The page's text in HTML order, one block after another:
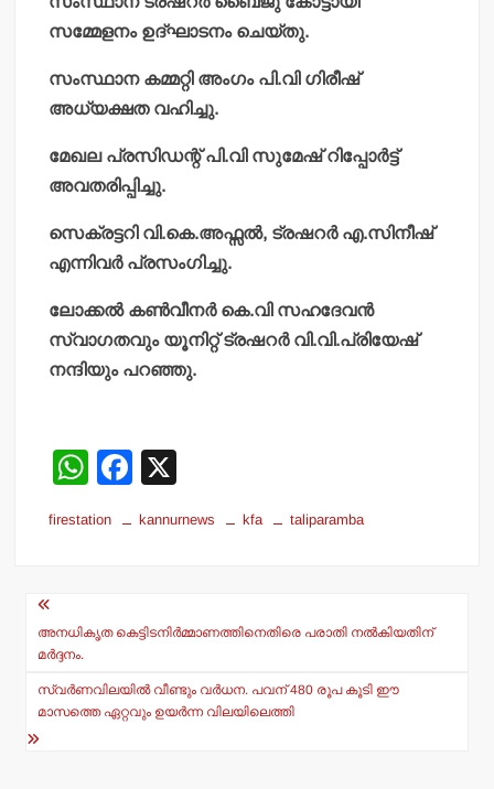
സമ്മേളനം ഉദ്ഘാടനം ചെയ്തു.
സംസ്ഥാന കമ്മറ്റി അംഗം പി.വി ഗിരീഷ്
അധ്യക്ഷത വഹിച്ചു.
മേഖല പ്രസിഡന്റ് പി.വി സുമേഷ് റിപ്പോര്‍ട്ട്
അവതരിപ്പിച്ചു.
സെക്രട്ടറി വി.കെ.അഫ്സല്‍, ട്രഷറര്‍ എ.സിനീഷ്
എന്നിവര്‍ പ്രസംഗിച്ചു.
ലോക്കല്‍ കണ്‍വീനര്‍ കെ.വി സഹദേവന്‍
സ്വാഗതവും യൂനിറ്റ് ട്രഷറര്‍ വി.വി.പ്രിയേഷ്
നന്ദിയും പറഞ്ഞു.
W
at
p
p
F
c
o
o
k
firestation kannurnews kfa taliparamba
Post
navigation
അനധികൃത കെട്ടിടനിര്‍മ്മാണത്തിനെതിരെ പരാതി നല്‍കിയതിന്
മര്‍ദ്ദനം.
സ്വര്‍ണവിലയില്‍ വീണ്ടും വര്‍ധന. പവന് 480 രൂപ കൂടി ഈ
മാസത്തെ ഏറ്റവും ഉയര്‍ന്ന വിലയിലെത്തി